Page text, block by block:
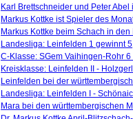
Karl Brettschneider und Peter Abel
Markus Kottke ist Spieler des
Markus Kottke beim Schach in den
Landesliga: Leinfelden 1 gewinnt
C-Klasse: SGem Vaihingen-Rohr
Kreisklasse: Leinfelden II -
Leinfelden bei der
Landesliga: Leinfelden I -
Mara bei den württembergischen